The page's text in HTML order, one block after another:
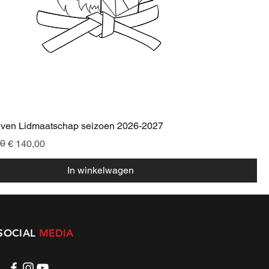
Lidmaatschap seizoen 2026-2027
€ 140,00
In winkelwagen
MEDIA